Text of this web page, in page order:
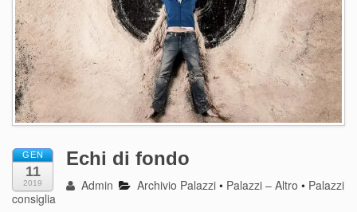
GEN
11
2019
Echi di fondo
Admin Archivio Palazzi • Palazzi – Altro • Palazzi
consiglia